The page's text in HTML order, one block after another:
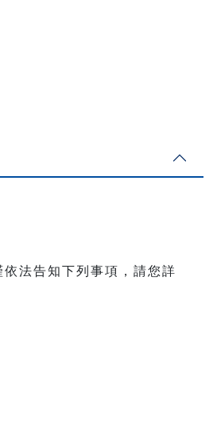
法告知下列事項，請您詳